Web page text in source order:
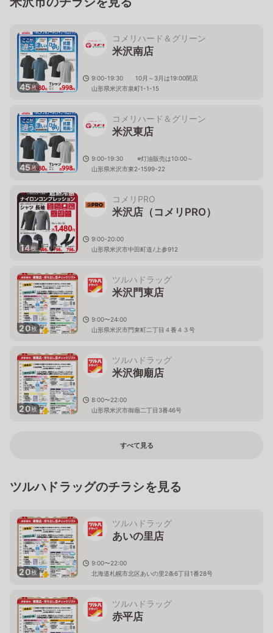
45枚
コメリハード＆グリーン
米沢南店
9:00-19:30 10月～3月は19:00閉店
山形県米沢市泉町1-1-15
45枚
コメリハード＆グリーン
米沢東店
9:00-19:30 ※灯油販売は10:00～
山形県米沢市東2-1599-22
14枚
コメリPRO
米沢店（コメリPRO）
9:00-20:00
山形県米沢市中田町道ﾉ上参912
20枚
ツルハドラッグ
米沢門東店
9:00〜24:00
山形県米沢市門東町二丁目４番４３号
20枚
ツルハドラッグ
米沢御廟店
8:00〜22:00
山形県米沢市御廟二丁目3番46号
すべて見る
ツルハドラッグのチラシを見る
20枚
ツルハドラッグ
あいの里店
9:00〜22:00
北海道札幌市北区あいの里2条6丁目1番28号
ツルハドラッグ
赤平店